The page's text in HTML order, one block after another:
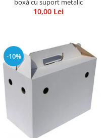
10,00 Lei
-10%